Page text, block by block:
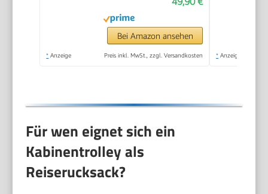
Airlines,Dunkelblau
Bei Amazon ansehen
* Anzeige Preis inkl. MwSt., zzgl. Versandkosten * Anzeige
Für wen eignet sich ein
Kabinentrolley als
Reiserucksack?